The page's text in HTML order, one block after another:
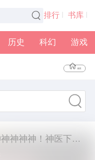
排行 书库
全本 书架
历史 科幻 游戏
首页
神神神神神神神神神神！神医下山！